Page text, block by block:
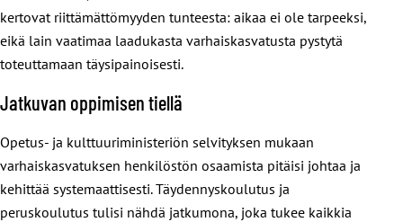
kertovat riittämättömyyden tunteesta: aikaa ei ole tarpeeksi,
eikä lain vaatimaa laadukasta varhaiskasvatusta pystytä
toteuttamaan täysipainoisesti.
Jatkuvan oppimisen tiellä
Opetus- ja kulttuuriministeriön selvityksen mukaan
varhaiskasvatuksen henkilöstön osaamista pitäisi johtaa ja
kehittää systemaattisesti. Täydennyskoulutus ja
peruskoulutus tulisi nähdä jatkumona, joka tukee kaikkia